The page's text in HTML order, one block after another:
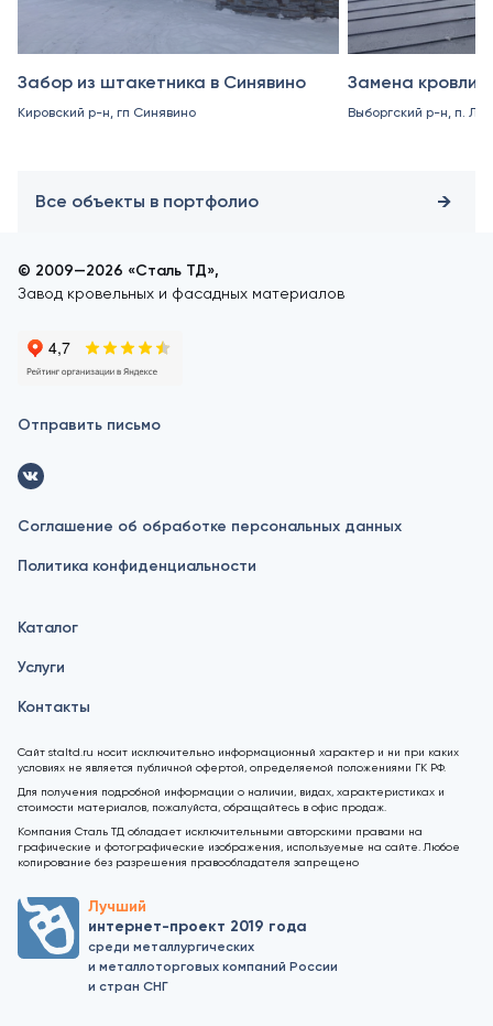
Забор из штакетника в Синявино
Кировский р-н, гп Синявино
Замена кровли
Выборгский р-н, п.
Все объекты в портфолио
© 2009—2026 «Сталь ТД»,
Завод кровельных и фасадных материалов
Отправить письмо
Соглашение об обработке персональных данных
Политика конфиденциальности
Каталог
Услуги
Контакты
Сайт staltd.ru носит исключительно информационный характер и ни при каких
условиях не является публичной офертой, определяемой положениями ГК РФ.
Для получения подробной информации о наличии, видах, характеристиках и
стоимости материалов, пожалуйста, обращайтесь в офис продаж.
Компания Сталь ТД обладает исключительными авторскими правами на
графические и фотографические изображения, используемые на сайте. Любое
копирование без разрешения правообладателя запрещено
Лучший
интернет-проект 2019 года
среди металлургических
и металлоторговых компаний России
и стран СНГ